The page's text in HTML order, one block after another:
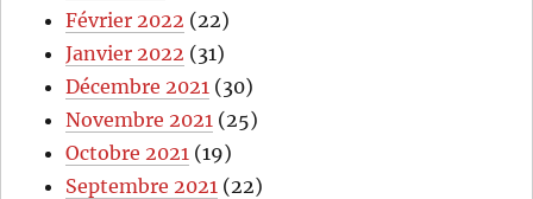
Février 2022 (22)
Janvier 2022 (31)
Décembre 2021 (30)
Novembre 2021 (25)
Octobre 2021 (19)
Septembre 2021 (22)